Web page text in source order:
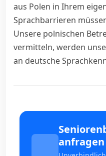
aus Polen in Ihrem
Sprachbarrieren
Unsere polnischen
vermitteln, werden
an deutsche
anfragen